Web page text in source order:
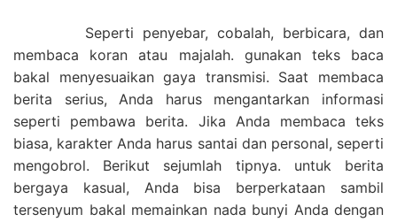
Seperti penyebar, cobalah, berbicara, dan
membaca koran atau majalah. gunakan teks baca
bakal menyesuaikan gaya transmisi. Saat membaca
berita serius, Anda harus mengantarkan informasi
seperti pembawa berita. Jika Anda membaca teks
biasa, karakter Anda harus santai dan personal, seperti
mengobrol. Berikut sejumlah tipnya. untuk berita
bergaya kasual, Anda bisa berperkataan sambil
tersenyum bakal memainkan nada bunyi Anda dengan